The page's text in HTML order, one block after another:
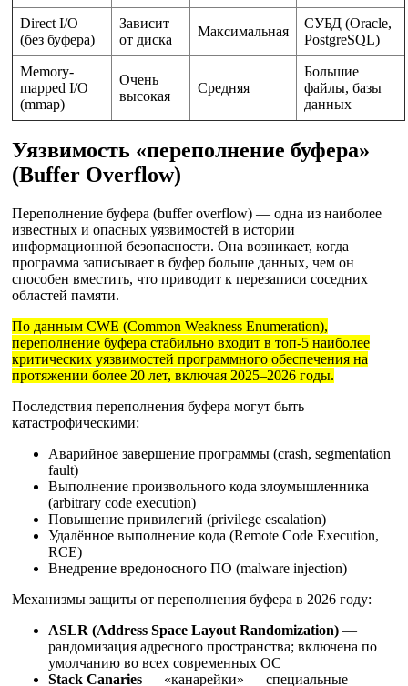
Direct I/O
(без буфера)
Зависит
от диска
Максимальная
СУБД (Oracle,
PostgreSQL)
Memory-
mapped I/O
(mmap)
Очень
высокая
Средняя
Большие
файлы, базы
данных
Уязвимость «переполнение буфера»
(Buffer Overflow)
Переполнение буфера (buffer overflow) — одна из наиболее
известных и опасных уязвимостей в истории
информационной безопасности. Она возникает, когда
программа записывает в буфер больше данных, чем он
способен вместить, что приводит к перезаписи соседних
областей памяти.
По данным CWE (Common Weakness Enumeration),
переполнение буфера стабильно входит в топ-5 наиболее
критических уязвимостей программного обеспечения на
протяжении более 20 лет, включая 2025–2026 годы.
Последствия переполнения буфера могут быть
катастрофическими:
Аварийное завершение программы (crash, segmentation
fault)
Выполнение произвольного кода злоумышленника
(arbitrary code execution)
Повышение привилегий (privilege escalation)
Удалённое выполнение кода (Remote Code Execution,
RCE)
Внедрение вредоносного ПО (malware injection)
Механизмы защиты от переполнения буфера в 2026 году:
ASLR (Address Space Layout Randomization) —
рандомизация адресного пространства; включена по
умолчанию во всех современных ОС
Stack Canaries — «канарейки» — специальные